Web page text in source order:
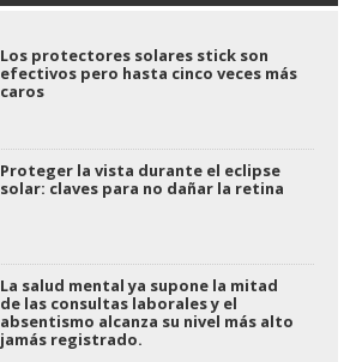
Los protectores solares stick son
efectivos pero hasta cinco veces más
caros
Proteger la vista durante el eclipse
solar: claves para no dañar la retina
La salud mental ya supone la mitad
de las consultas laborales y el
absentismo alcanza su nivel más alto
jamás registrado.